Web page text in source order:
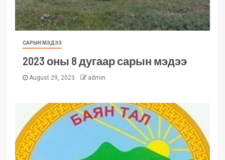
САРЫН МЭДЭЭ
2023 оны 8 дугаар сарын мэдээ
August 29, 2023 admin